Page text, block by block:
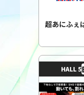
超あにふぇ
HALL 5